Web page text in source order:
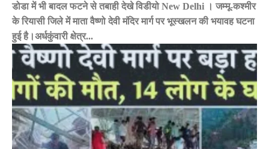
डोडा में भी बादल फटने से तबाही देखे विडीयो New Delhi । जम्मू-कश्मीर
के रियासी जिले में माता वैष्णो देवी मंदिर मार्ग पर भूस्खलन की भयावह घटना
हुई है।अर्धकुंवारी क्षेत्र...